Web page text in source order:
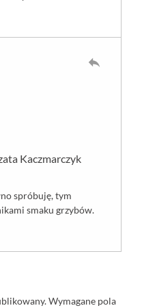
Kaczmarczyk
spróbuję, tym
smaku grzybów.
reply
Wymagane pola